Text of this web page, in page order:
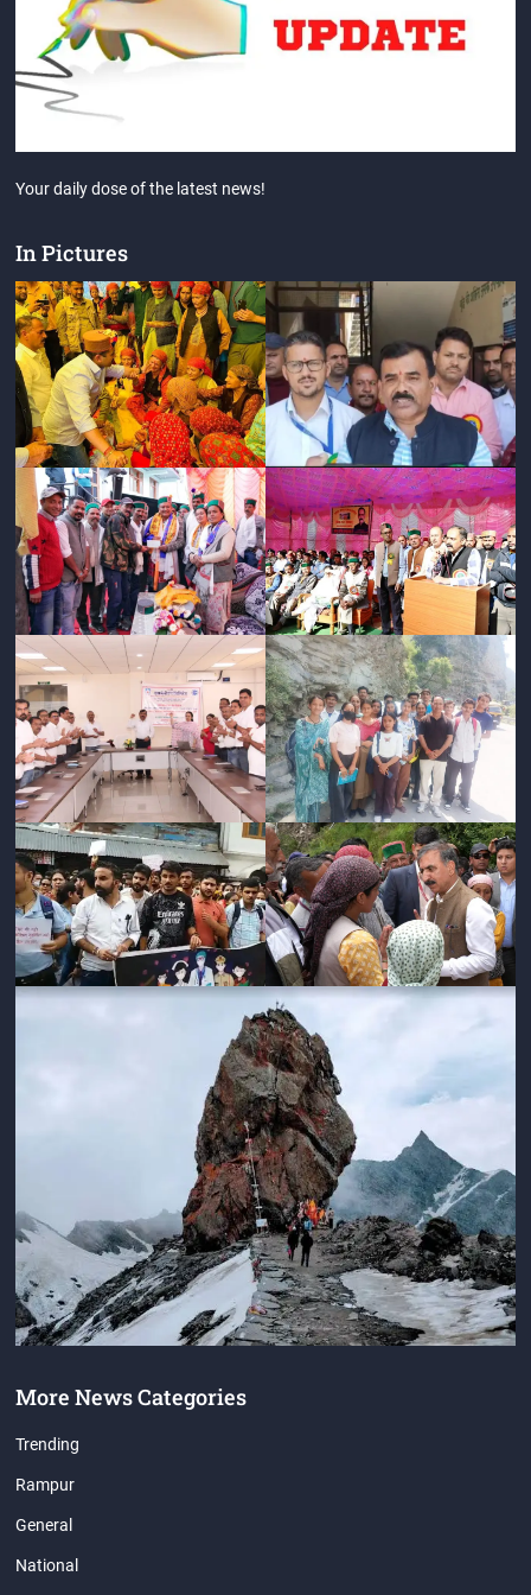
Your daily dose of the latest news!
In Pictures
More News Categories
Trending
Rampur
General
National